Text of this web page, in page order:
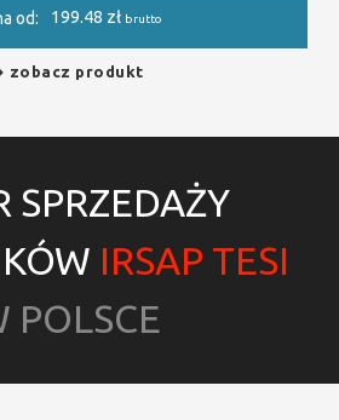
od: 199.48 zł brutto
zobacz produkt
SPRZEDAŻY
IRSAP TESI
POLSCE